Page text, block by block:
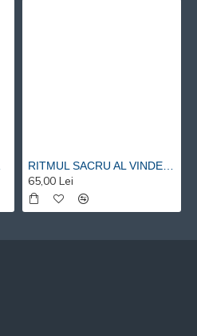
RITMUL SACRU AL VINDECARII – O ABORDARE HOLISTICA SI METACOGNITIVA A TERAPIEI PRIN MUZICA SI PRIN VIBRATIE - Risvan Vlad Rusu
65,00 Lei